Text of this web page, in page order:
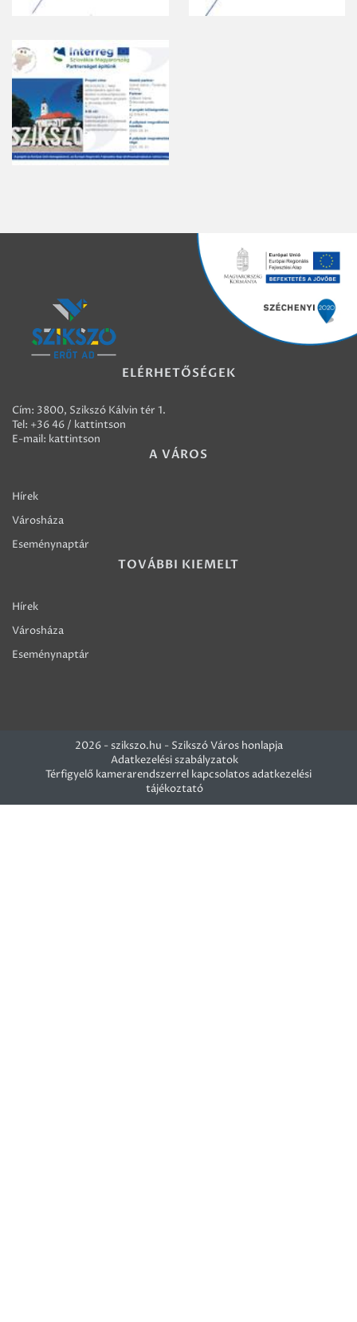
ELÉRHETŐSÉGEK
Cím: 3800, Szikszó Kálvin tér 1.
Tel: +36 46 / kattintson
E-mail: kattintson
A VÁROS
Hírek
Városháza
Eseménynaptár
TOVÁBBI KIEMELT
Hírek
Városháza
Eseménynaptár
2026 - szikszo.hu - Szikszó Város honlapja
Adatkezelési szabályzatok
Térfigyelő kamerarendszerrel kapcsolatos adatkezelési
tájékoztató